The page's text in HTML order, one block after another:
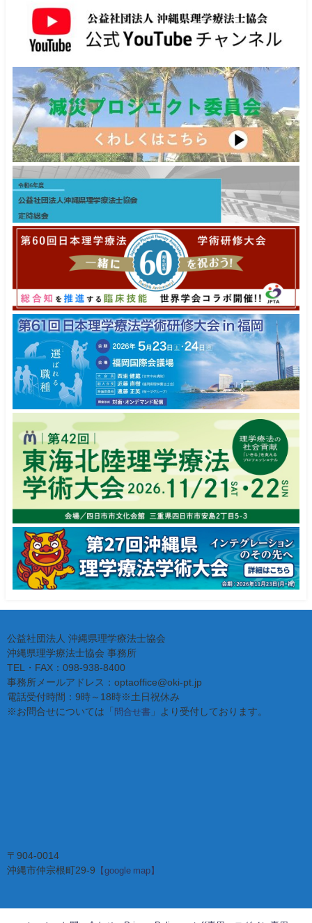
公益社団法人 沖縄県理学療法士協会
沖縄県理学療法士協会 事務所
TEL・FAX：098-938-8400
事務所メールアドレス：optaoffice@oki-pt.jp
電話受付時間：9時～18時※土日祝休み
※お問合せについては「 問合せ書 」より受付しております。
〒904-0014
沖縄市仲宗根町29-9 【google map】